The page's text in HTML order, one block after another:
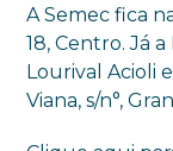
A Semec fica
18, Centro. Já
Lourival Acioli
Viana, s/n°,